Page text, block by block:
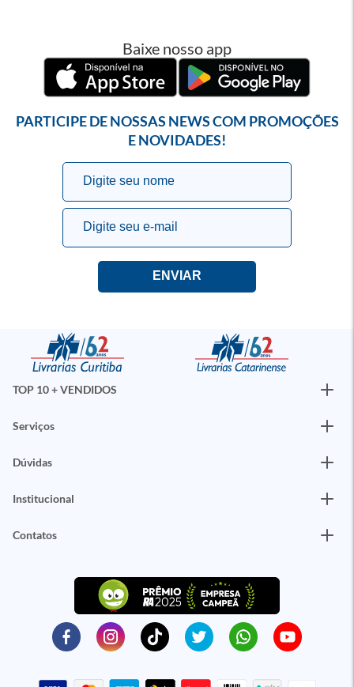
Baixe nosso app
PARTICIPE DE NOSSAS NEWS COM PROMOÇÕES
E NOVIDADES!
TOP 10 + VENDIDOS
Serviços
Dúvidas
Institucional
Contatos